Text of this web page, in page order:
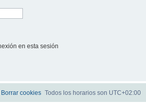
en esta sesión
Todos los horarios son UTC+02:00
Borrar cookies